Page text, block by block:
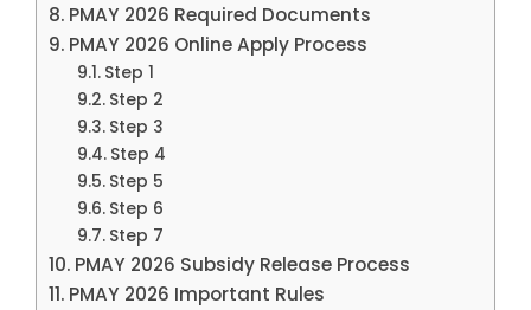
PMAY 2026 Required Documents
PMAY 2026 Online Apply Process
Step 1
Step 2
Step 3
Step 4
Step 5
Step 6
Step 7
PMAY 2026 Subsidy Release Process
PMAY 2026 Important Rules